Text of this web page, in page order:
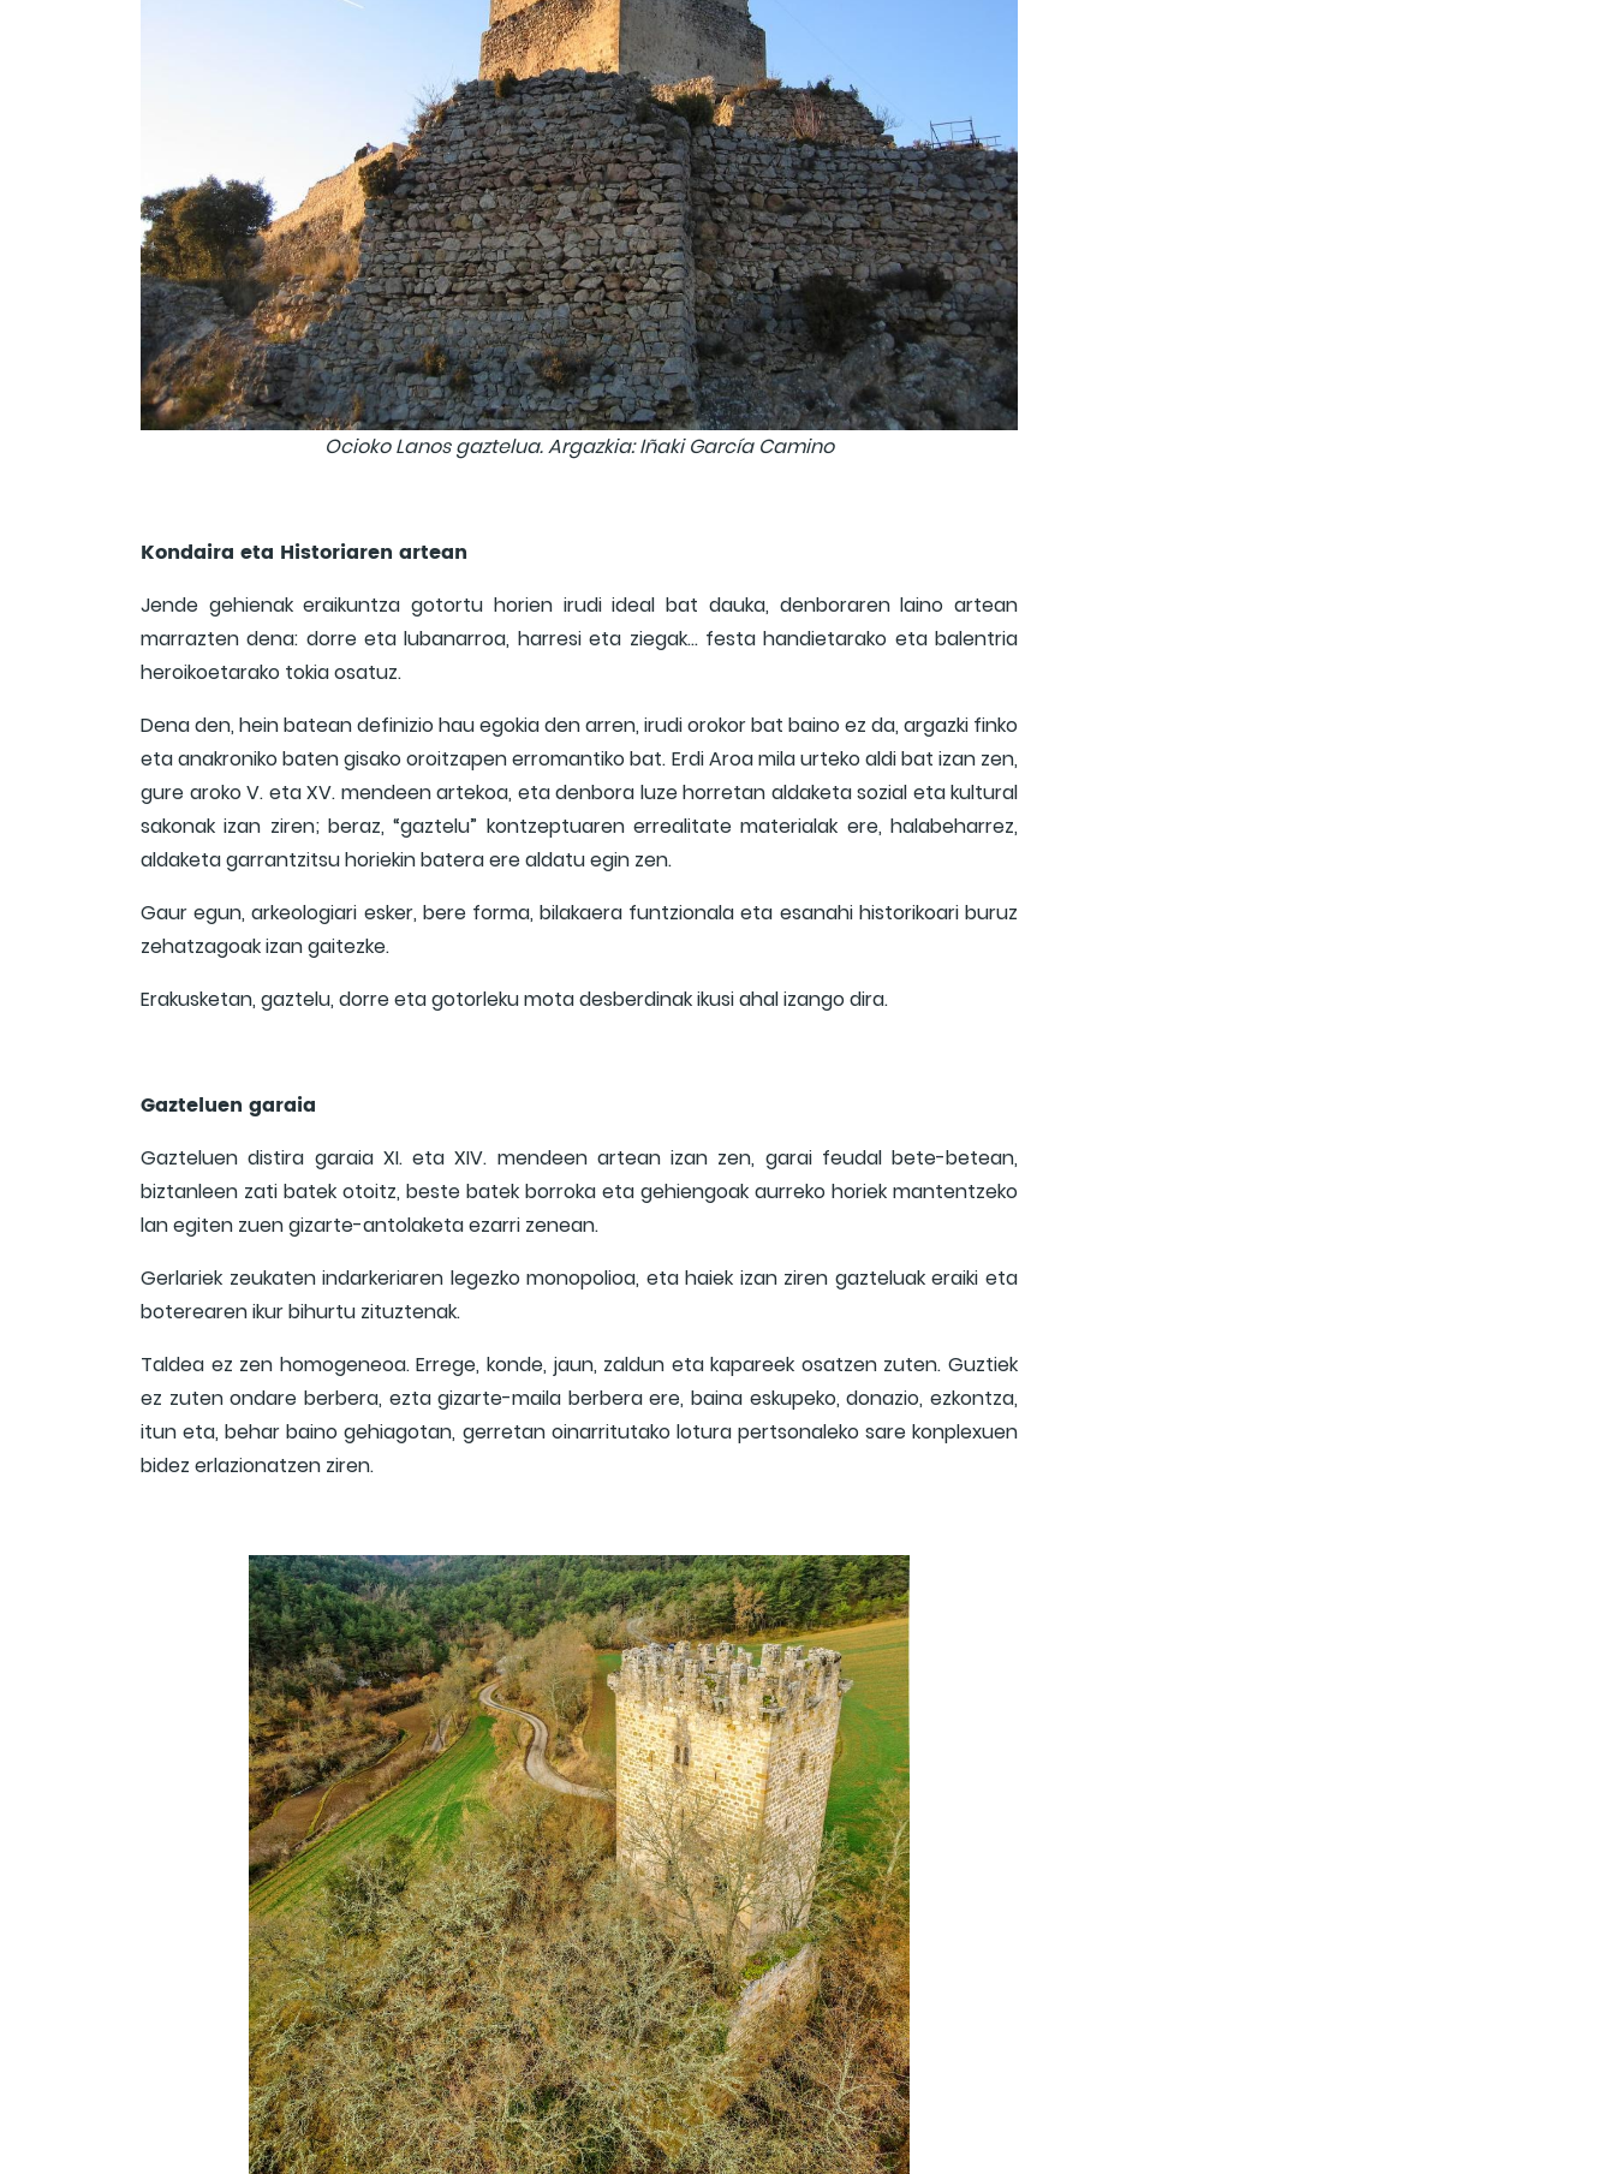
Ocioko Lanos gaztelua. Argazkia: Iñaki García Camino
Kondaira eta Historiaren artean
Jende gehienak eraikuntza gotortu horien irudi ideal bat dauka, denboraren laino artean
marrazten dena: dorre eta lubanarroa, harresi eta ziegak… festa handietarako eta balentria
heroikoetarako tokia osatuz.
Dena den, hein batean definizio hau egokia den arren, irudi orokor bat baino ez da, argazki finko
eta anakroniko baten gisako oroitzapen erromantiko bat. Erdi Aroa mila urteko aldi bat izan zen,
gure aroko V. eta XV. mendeen artekoa, eta denbora luze horretan aldaketa sozial eta kultural
sakonak izan ziren; beraz, “gaztelu” kontzeptuaren errealitate materialak ere, halabeharrez,
aldaketa garrantzitsu horiekin batera ere aldatu egin zen.
Gaur egun, arkeologiari esker, bere forma, bilakaera funtzionala eta esanahi historikoari buruz
zehatzagoak izan gaitezke.
Erakusketan, gaztelu, dorre eta gotorleku mota desberdinak ikusi ahal izango dira.
Gazteluen garaia
Gazteluen distira garaia XI. eta XIV. mendeen artean izan zen, garai feudal bete-betean,
biztanleen zati batek otoitz, beste batek borroka eta gehiengoak aurreko horiek mantentzeko
lan egiten zuen gizarte-antolaketa ezarri zenean.
Gerlariek zeukaten indarkeriaren legezko monopolioa, eta haiek izan ziren gazteluak eraiki eta
boterearen ikur bihurtu zituztenak.
Taldea ez zen homogeneoa. Errege, konde, jaun, zaldun eta kapareek osatzen zuten. Guztiek
ez zuten ondare berbera, ezta gizarte-maila berbera ere, baina eskupeko, donazio, ezkontza,
itun eta, behar baino gehiagotan, gerretan oinarritutako lotura pertsonaleko sare konplexuen
bidez erlazionatzen ziren.